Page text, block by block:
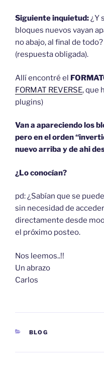
Siguiente inquietud:¿Y
bloques nuevos vayan
no abajo, al final de
(respuesta obligada).
Allí encontré el
FORMAT REVERSE, que
plugins)
Van a apareciendo los
pero en el orden
nuevo arriba y de ahi
¿Lo conocían?
pd: ¿Sabían que se
sin necesidad de
directamente desde
el próximo posteo.
Nos leemos..!!
Un abrazo
Carlos
CATEGORÍAS
BLOG